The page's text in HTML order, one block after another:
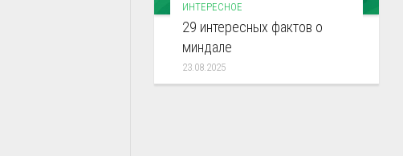
ИНТЕРЕСНОЕ
29 интересных фактов о
миндале
23.08.2025